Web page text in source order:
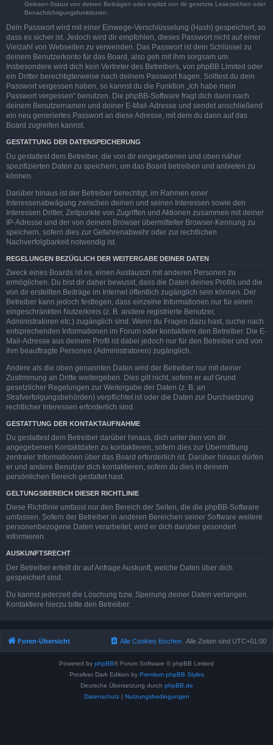
Gelesen-Status von deinen Beiträgen oder explizit von dir gesetzte Lesezeichen oder
Benachrichtigungsfunktionen.
Dein Passwort wird mit einer Einwege-Verschlüsselung (Hash) gespeichert, so
dass es sicher ist. Jedoch wird dir empfohlen, dieses Passwort nicht auf einer
Vielzahl von Webseiten zu verwenden. Das Passwort ist dein Schlüssel zu
deinem Benutzerkonto für das Board, also geh mit ihm sorgsam um.
Insbesondere wird dich kein Vertreter des Betreibers, von phpBB Limited oder
ein Dritter berechtigterweise nach deinem Passwort fragen. Solltest du dein
Passwort vergessen haben, so kannst du die Funktion „Ich habe mein
Passwort vergessen“ benutzen. Die phpBB-Software fragt dich dann nach
deinem Benutzernamen und deiner E-Mail-Adresse und sendet anschließend
ein neu generiertes Passwort an diese Adresse, mit dem du dann auf das
Board zugreifen kannst.
GESTATTUNG DER DATENSPEICHERUNG
Du gestattest dem Betreiber, die von dir eingegebenen und oben näher
spezifizierten Daten zu speichern, um das Board betreiben und anbieten zu
können.
Darüber hinaus ist der Betreiber berechtigt, im Rahmen einer
Interessenabwägung zwischen deinen und seinen Interessen sowie den
Interessen Dritter, Zeitpunkte von Zugriffen und Aktionen zusammen mit deiner
IP-Adresse und der von deinem Browser übermittelter Browser-Kennung zu
speichern, sofern dies zur Gefahrenabwehr oder zur rechtlichen
Nachverfolgbarkeit notwendig ist.
REGELUNGEN BEZÜGLICH DER WEITERGABE DEINER DATEN
Zweck eines Boards ist es, einen Austausch mit anderen Personen zu
ermöglichen. Du bist dir daher bewusst, dass die Daten deines Profils und die
von dir erstellten Beiträge im Internet öffentlich zugänglich sein können. Der
Betreiber kann jedoch festlegen, dass einzelne Informationen nur für einen
eingeschränkten Nutzerkreis (z. B. andere registrierte Benutzer,
Administratoren etc.) zugänglich sind. Wenn du Fragen dazu hast, suche nach
entsprechenden Informationen im Forum oder kontaktiere den Betreiber. Die E-
Mail-Adresse aus deinem Profil ist dabei jedoch nur für den Betreiber und von
ihm beauftragte Personen (Administratoren) zugänglich.
Andere als die oben genannten Daten wird der Betreiber nur mit deiner
Zustimmung an Dritte weitergeben. Dies gilt nicht, sofern er auf Grund
gesetzlicher Regelungen zur Weitergabe der Daten (z. B. an
Strafverfolgungsbehörden) verpflichtet ist oder die Daten zur Durchsetzung
rechtlicher Interessen erforderlich sind.
GESTATTUNG DER KONTAKTAUFNAHME
Du gestattest dem Betreiber darüber hinaus, dich unter den von dir
angegebenen Kontaktdaten zu kontaktieren, sofern dies zur Übermittlung
zentraler Informationen über das Board erforderlich ist. Darüber hinaus dürfen
er und andere Benutzer dich kontaktieren, sofern du dies in deinem
persönlichen Bereich gestattet hast.
GELTUNGSBEREICH DIESER RICHTLINIE
Diese Richtlinie umfasst nur den Bereich der Seiten, die die phpBB-Software
umfassen. Sofern der Betreiber in anderen Bereichen seiner Software weitere
personenbezogene Daten verarbeitet, wird er dich darüber gesondert
informieren.
AUSKUNFTSRECHT
Der Betreiber erteilt dir auf Anfrage Auskunft, welche Daten über dich
gespeichert sind.
Du kannst jederzeit die Löschung bzw. Sperrung deiner Daten verlangen.
Kontaktiere hierzu bitte den Betreiber.
Foren-Übersicht Alle Zeiten sind UTC+01:00
Alle Cookies löschen
Powered by phpBB® Forum Software © phpBB Limited
Prosilver Dark Edition by Premium phpBB Styles
Deutsche Übersetzung durch phpBB.de
Datenschutz| Nutzungsbedingungen